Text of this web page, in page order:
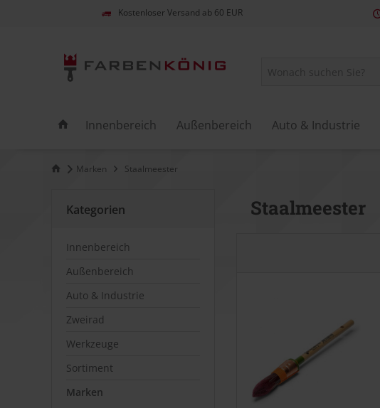
Kostenloser Versand ab 60 EUR
Innenbereich Außenbereich Auto & Industrie
Marken Staalmeester
Kategorien
Innenbereich
Außenbereich
Auto & Industrie
Zweirad
Werkzeuge
Sortiment
Marken
Staalmeester